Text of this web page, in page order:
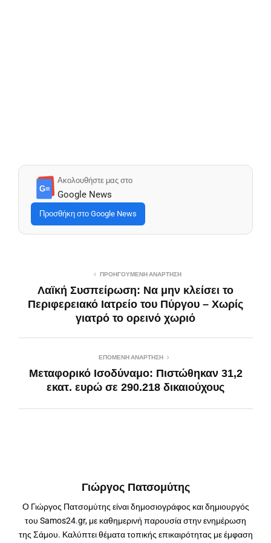
G≡
Ακολουθήστε μας στο
Google News
Προσθήκη στο Google News
ΠΡΟΗΓΟΎΜΕΝΗ ΑΝΆΡΤΗΣΗ
Λαϊκή Συσπείρωση: Να μην κλείσει το
Περιφερειακό Ιατρείο του Πύργου – Χωρίς
γιατρό το ορεινό χωριό
ΕΠΌΜΕΝΗ ΑΝΆΡΤΗΣΗ
Μεταφορικό Ισοδύναμο: Πιστώθηκαν 31,2
εκατ. ευρώ σε 290.218 δικαιούχους
Γιώργος Πατσομύτης
Ο Γιώργος Πατσομύτης είναι δημοσιογράφος και δημιουργός
του Samos24.gr, με καθημερινή παρουσία στην ενημέρωση
της Σάμου. Καλύπτει θέματα τοπικής επικαιρότητας με έμφαση